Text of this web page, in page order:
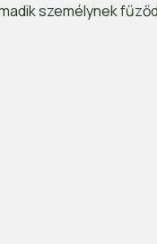
személynek